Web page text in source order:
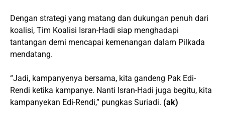
Dengan strategi yang matang dan dukungan penuh dari
koalisi, Tim Koalisi Isran-Hadi siap menghadapi
tantangan demi mencapai kemenangan dalam Pilkada
mendatang.
“Jadi, kampanyenya bersama, kita gandeng Pak Edi-
Rendi ketika kampanye. Nanti Isran-Hadi juga begitu, kita
kampanyekan Edi-Rendi,” pungkas Suriadi. (ak)